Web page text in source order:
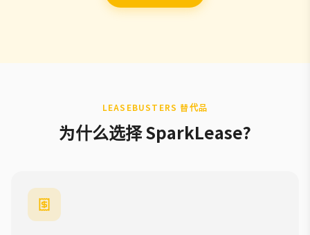
LEASEBUSTERS 替代品
为什么选择 SparkLease?